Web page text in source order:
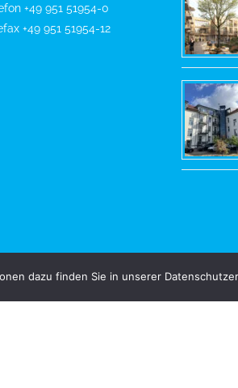
+49 951 51954-0
+49 951 51954-12
dazu finden Sie in unserer